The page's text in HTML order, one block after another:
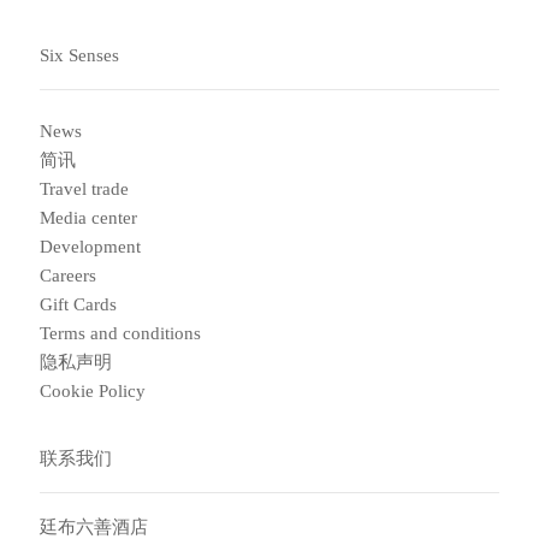
Six Senses
News
简讯
Travel trade
Media center
Development
Careers
Gift Cards
Terms and conditions
隐私声明
Cookie Policy
联系我们
廷布六善酒店